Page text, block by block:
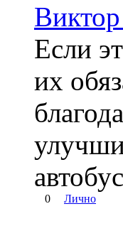
Если
их
0 Лично